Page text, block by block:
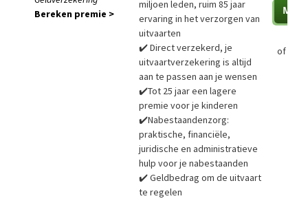
Bereken premie >
miljoen leden, ruim 85 jaar
ervaring in het verzorgen van
uitvaarten
✔️ Direct verzekerd, je
uitvaartverzekering is altijd
aan te passen aan je wensen
✔️Tot 25 jaar een lagere
premie voor je kinderen
✔️Nabestaandenzorg:
praktische, financiële,
juridische en administratieve
hulp voor je nabestaanden
✔️ Geldbedrag om de uitvaart
te regelen
of